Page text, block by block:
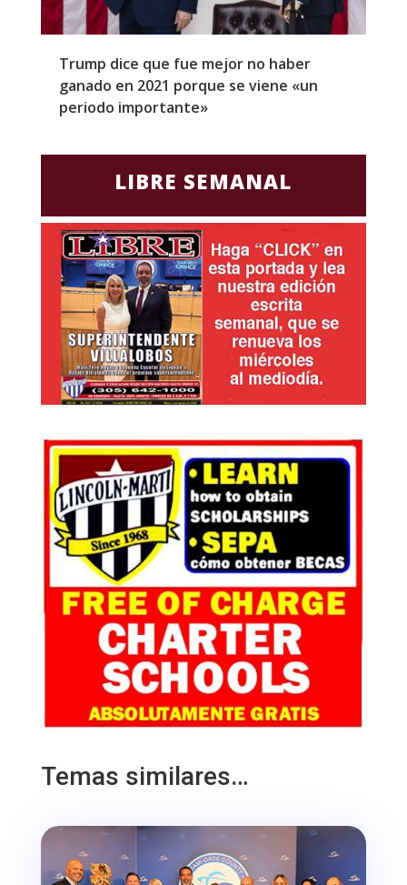
Trump dice que fue mejor no haber
ganado en 2021 porque se viene «un
periodo importante»
LIBRE SEMANAL
Temas similares…